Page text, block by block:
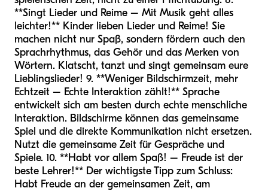
**Singt Lieder und Reime – Mit Musik geht alles
leichter!** Kinder lieben Lieder und Reime! Sie
machen nicht nur Spaß, sondern fördern auch den
Sprachrhythmus, das Gehör und das Merken von
Wörtern. Klatscht, tanzt und singt gemeinsam eure
Lieblingslieder! 9. **Weniger Bildschirmzeit, mehr
Echtzeit – Echte Interaktion zählt!** Sprache
entwickelt sich am besten durch echte menschliche
Interaktion. Bildschirme können das gemeinsame
Spiel und die direkte Kommunikation nicht ersetzen.
Nutzt die gemeinsame Zeit für Gespräche und
Spiele. 10. **Habt vor allem Spaß! – Freude ist der
beste Lehrer!** Der wichtigste Tipp zum Schluss:
Habt Freude an der gemeinsamen Zeit, am